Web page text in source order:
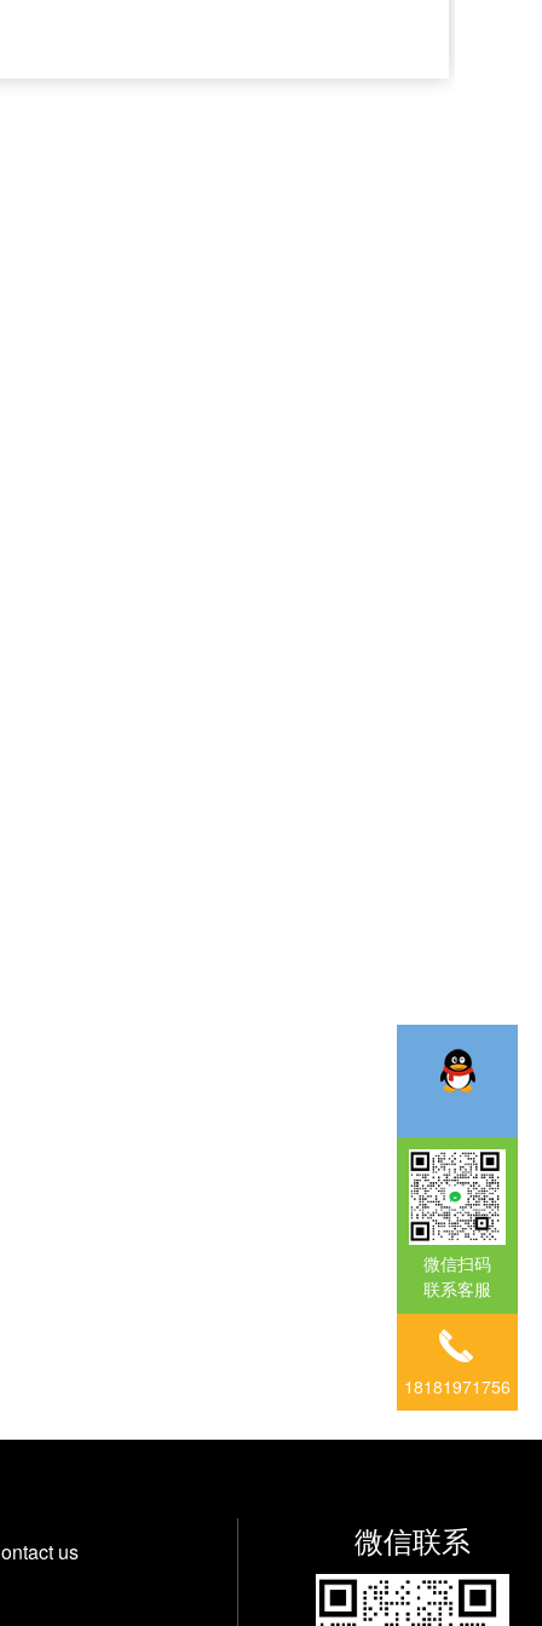
us 微信联系
微信扫码
联系客服
18181971756